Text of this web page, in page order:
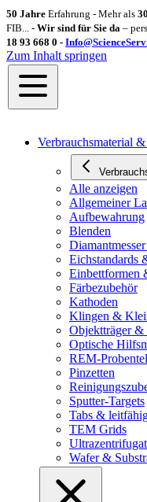
50 Jahre Erfahrung - Mehr als
FIB... - Wir sind für Sie da –
18 93 668 0 -
Zum Inhalt springen
Verbrauchsmaterial
Alle anzeigen
Allgemeiner
Aufbewahrung
Blenden
Eichstandards
Einbettformen
Färbezubehör
Kathoden
Klingen &
Objektträger &
Optische
REM-
Pinzetten
Sputter-Targets
Tabs &
TEM Grids
Wafer &